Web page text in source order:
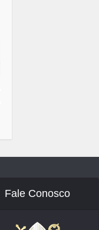
Fale Conosco